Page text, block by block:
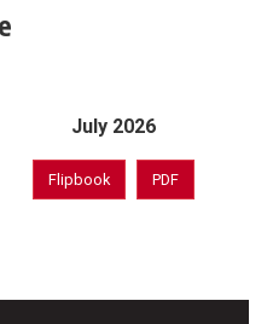
July 2026
Flipbook PDF